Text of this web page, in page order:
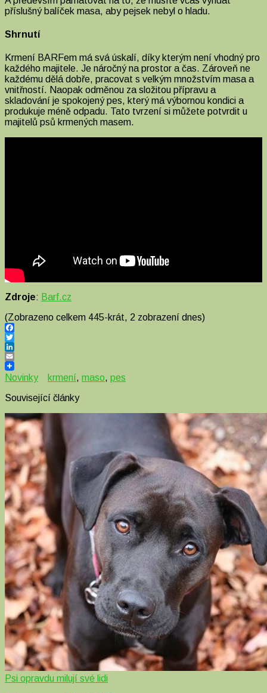
příslušný balíček masa, aby pejsek nebyl o hladu.
Shrnutí
Krmení BARFem má svá úskalí, díky kterým není vhodný pro
každého majitele. Je náročný na prostor a čas. Zároveň ne
každému dělá dobře, pracovat s velkým množstvím masa a
vnitřností. Naopak odměnou za složitou přípravu a
skladování je spokojený pes, který má výbornou kondici a
produkuje méně odpadu. Tato tvrzení si můžete potvrdit u
majitelů psů krmených masem.
Zdroje: Barf.cz
(Zobrazeno celkem 445-krát, 2 zobrazení dnes)
Facebook
Twitter
LinkedIn
Email
Novinky
krmení, maso, pes
Související články
Psi opravdu milují své lidi